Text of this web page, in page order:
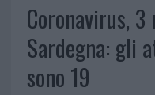
Coronavirus,
Sardegna: gli
sono 19